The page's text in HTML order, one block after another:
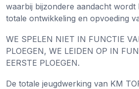
waarbij bijzondere aandacht wordt
totale ontwikkeling en opvoeding
WE SPELEN NIET IN FUNCTIE
PLOEGEN, WE LEIDEN OP IN
EERSTE PLOEGEN.
De totale jeugdwerking van KM